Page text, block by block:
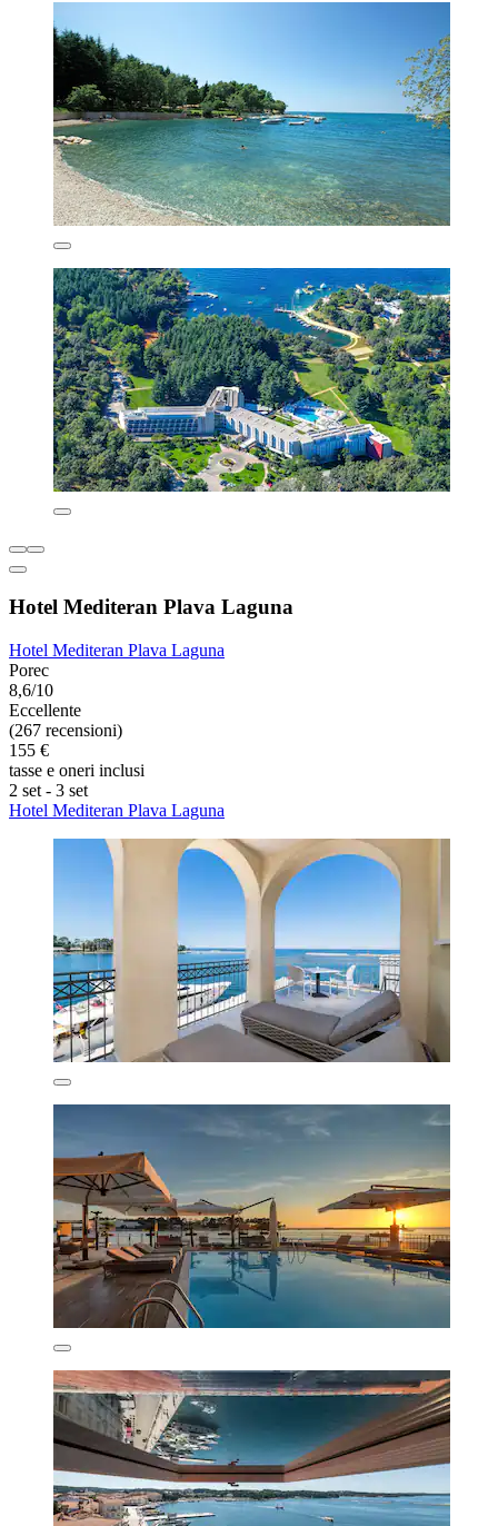
Hotel Mediteran Plava Laguna
Hotel Mediteran Plava Laguna
Porec
8,6/10
Eccellente
(267 recensioni)
155 €
tasse e oneri inclusi
2 set - 3 set
Hotel Mediteran Plava Laguna